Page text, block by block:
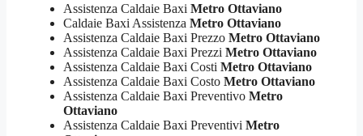
Assistenza Caldaie Baxi Metro Ottaviano
Caldaie Baxi Assistenza Metro Ottaviano
Assistenza Caldaie Baxi Prezzo Metro Ottaviano
Assistenza Caldaie Baxi Prezzi Metro Ottaviano
Assistenza Caldaie Baxi Costi Metro Ottaviano
Assistenza Caldaie Baxi Costo Metro Ottaviano
Assistenza Caldaie Baxi Preventivo Metro
Ottaviano
Assistenza Caldaie Baxi Preventivi Metro